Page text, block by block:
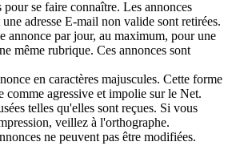
pour se faire connaître. Les annonces
adresse E-mail non valide sont retirées.
annonce par jour, au maximum, pour une
même rubrique. Ces annonces sont
en caractères majuscules. Cette forme
comme agressive et impolie sur le Net.
telles qu'elles sont reçues. Si vous
veillez à l'orthographe.
ne peuvent pas être modifiées.